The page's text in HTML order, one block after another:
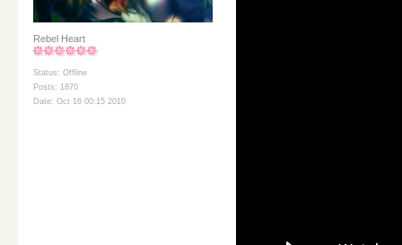
Rebel Heart
Status: Offline
Posts: 1870
Date: Oct 16 00:15 2010